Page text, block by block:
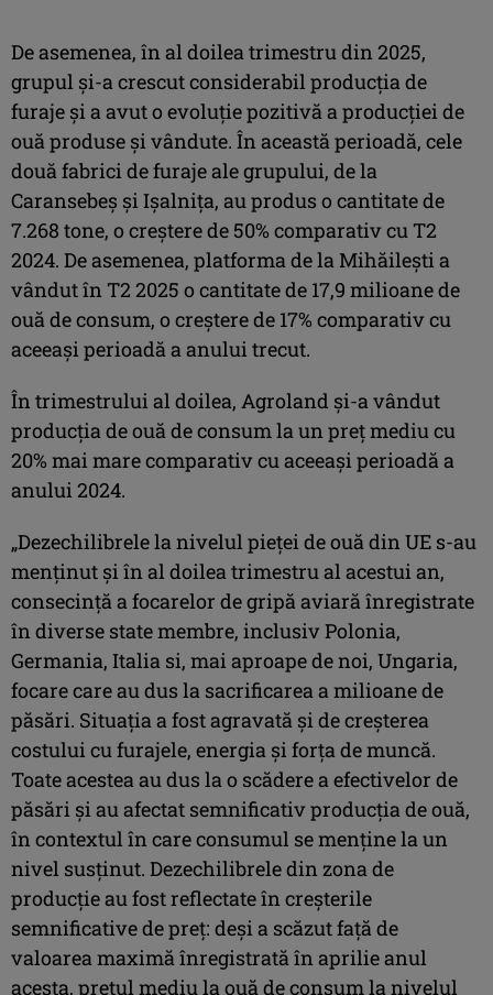
De asemenea, în al doilea trimestru din 2025,
grupul și-a crescut considerabil producția de
furaje și a avut o evoluție pozitivă a producției de
ouă produse și vândute. În această perioadă, cele
două fabrici de furaje ale grupului, de la
Caransebeș și Ișalnița, au produs o cantitate de
7.268 tone, o creștere de 50% comparativ cu T2
2024. De asemenea, platforma de la Mihăilești a
vândut în T2 2025 o cantitate de 17,9 milioane de
ouă de consum, o creștere de 17% comparativ cu
aceeași perioadă a anului trecut.
În trimestrului al doilea, Agroland și-a vândut
producția de ouă de consum la un preț mediu cu
20% mai mare comparativ cu aceeași perioadă a
anului 2024.
„Dezechilibrele la nivelul pieței de ouă din UE s-au
menținut și în al doilea trimestru al acestui an,
consecință a focarelor de gripă aviară înregistrate
în diverse state membre, inclusiv Polonia,
Germania, Italia si, mai aproape de noi, Ungaria,
focare care au dus la sacrificarea a milioane de
păsări. Situația a fost agravată și de creșterea
costului cu furajele, energia și forța de muncă.
Toate acestea au dus la o scădere a efectivelor de
păsări și au afectat semnificativ producția de ouă,
în contextul în care consumul se menține la un
nivel susținut. Dezechilibrele din zona de
producție au fost reflectate în creșterile
semnificative de preț: deși a scăzut față de
valoarea maximă înregistrată în aprilie anul
acesta, prețul mediu la ouă de consum la nivelul